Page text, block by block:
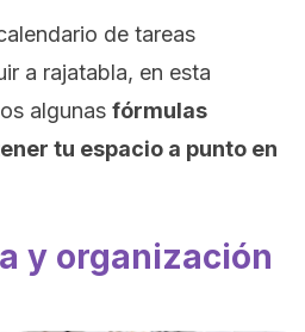
de tareas
a rajatabla, en esta
algunas fórmulas
tu espacio a punto en
y organización